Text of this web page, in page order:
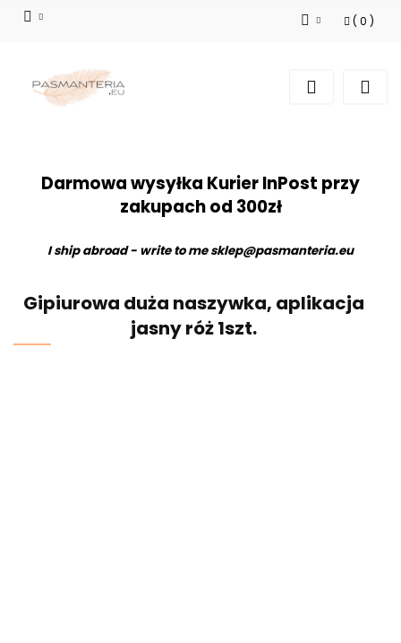
( 0 )
Darmowa wysyłka Kurier InPost przy
zakupach od 300zł
I ship abroad - write to mesklep@pasmanteria.eu
Gipiurowa duża naszywka, aplikacja
jasny róż 1szt.